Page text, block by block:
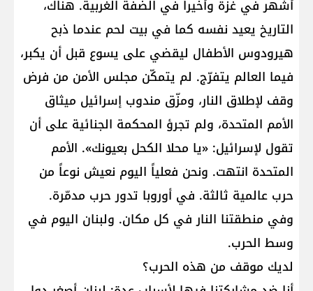
أشهر في غزة وأخيراً في الضفة الغربية. هناك،
التاريخ يعيد نفسه كما في بيت لحم عندما ذبح
هيرودوس الأطفال ليقضي على يسوع قبل أن يكبر،
فيما العالم يتفرّج. لم يتمكّن مجلس الأمن من فرض
وقف لإطلاق النار، ومزّق مندوب إسرائيل ميثاق
الأمم المتحدة، ولم تجرؤ المحكمة الجنائية على أن
تقول لإسرائيل: «يا محلا الكحل بعيونك». الأمم
المتحدة انتهت. ونحن فعلياً اليوم نعيش نوعاً من
حرب عالمية ثالثة. في أوروبا تدور حرب مدمّرة.
وفي منطقتنا النار في كل مكان. ولبنان اليوم في
وسط الحرب.
لديك موقف من هذه الحرب؟